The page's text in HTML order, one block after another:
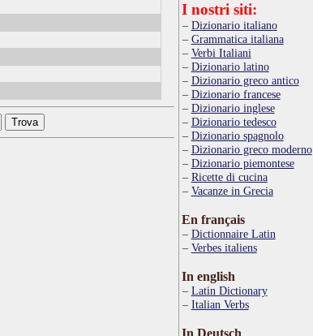
I nostri siti:
Dizionario italiano
Grammatica italiana
Verbi Italiani
Dizionario latino
Dizionario greco antico
Dizionario francese
Dizionario inglese
Dizionario tedesco
Dizionario spagnolo
Dizionario greco moderno
Dizionario piemontese
Ricette di cucina
Vacanze in Grecia
En français
Dictionnaire Latin
Verbes italiens
In english
Latin Dictionary
Italian Verbs
In Deutsch